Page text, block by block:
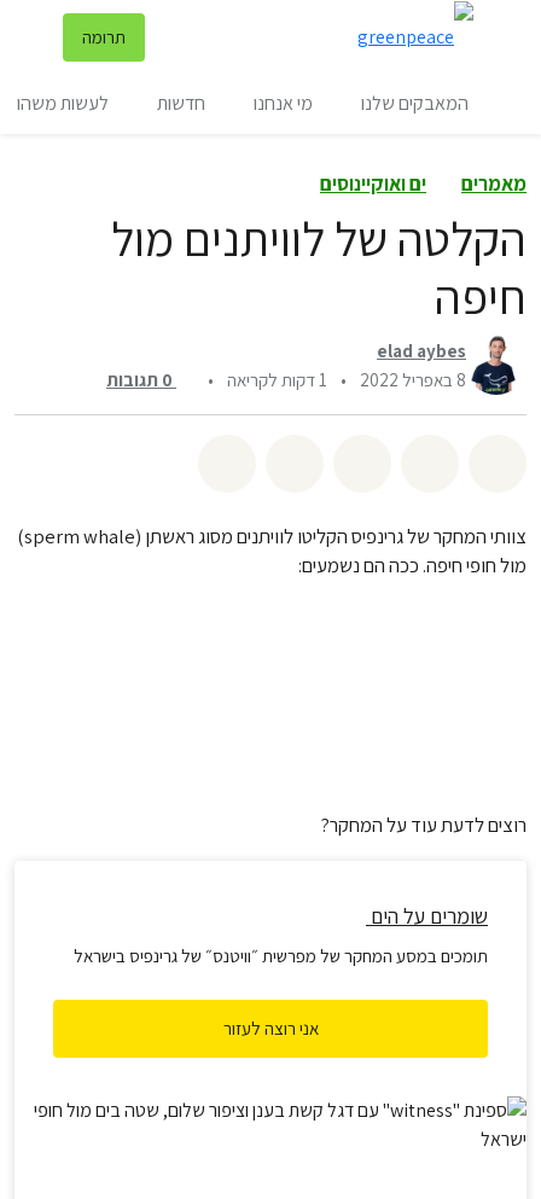
תרומה
המאבקים שלנו מי אנחנו חדשות לעשות משהו
מאמרים ים ואוקיינוסים
הקלטה של לוויתנים מול
חיפה
elad aybes
8 באפריל 2022
• 1 דקות לקריאה •
0 תגובות
צוותי המחקר של גרינפיס הקליטו לוויתנים מסוג ראשתן (sperm whale)
מול חופי חיפה. ככה הם נשמעים:
רוצים לדעת עוד על המחקר?
שומרים על הים
תומכים במסע המחקר של מפרשית ״וויטנס״ של גרינפיס בישראל
אני רוצה לעזור